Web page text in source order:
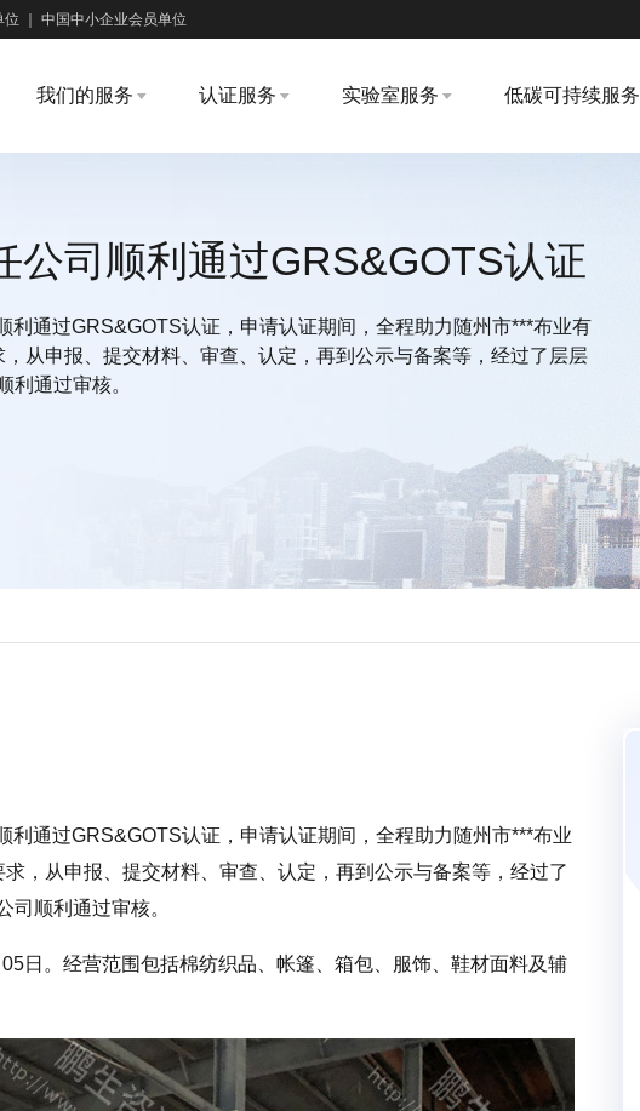
位 中国中小企业会员单位
我们的服务 认证服务 实验室服务 低碳可持续服务
公司顺利通过GRS&GOTS认证
利通过GRS&GOTS认证，申请认证期间，全程助力随州市***布业有
从申报、提交材料、审查、认定，再到公示与备案等，经过了层层
利通过审核。
利通过GRS&GOTS认证，申请认证期间，全程助力随州市***布业
，从申报、提交材料、审查、认定，再到公示与备案等，经过了
司顺利通过审核。
日。经营范围包括棉纺织品、帐篷、箱包、服饰、鞋材面料及辅